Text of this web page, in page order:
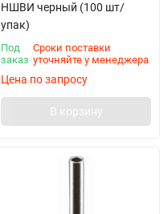
НШВИ черный (100 шт/
упак)
Под
заказ
Сроки поставки
уточняйте у менеджера
Цена по запросу
В корзину